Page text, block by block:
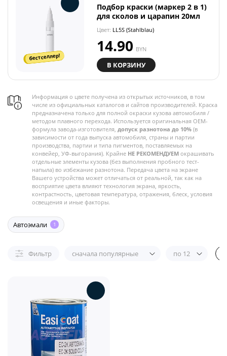
бестселлер!
Подбор краски (маркер 2 в 1)
для сколов и царапин 20мл
Цвет: LL5S (Stahlblau)
14.90 BYN
В КОРЗИНУ
Информация о цвете получена из открытых источников, в том
числе из официальных каталогов и сайтов производителей. Краска
предназначена только для полной окраски кузова автомобиля /
методом плавного перехода. Используется оригинальная OEM-
формула завода-изготовителя, допуск разнотона до 10% (в
зависимости от года выпуска автомобиля, страны и партии
производства, партии и типа пигментов, поставляемых на
конвейер, УФ-выгорания). Крайне НЕ РЕКОМЕНДУЕМ окрашивать
отдельные элементы кузова (без выполнения пробного тест-
напыла) во избежание разнотона. Передача цвета на экране
Вашего устройства может отличаться от реальной, так как на
восприятие цвета влияют технология экрана, яркость,
контрастность, цветовая температура, отражения, блеск, условия
освещения и иные факторы.
Автоэмали 1
Фильтр сначала популярные по 12